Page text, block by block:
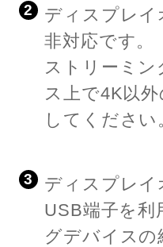
2
ディスプレイ
非対応です。
ストリーミ
ス上で4K以
してください
3
ディスプレイ
USB端子を利
グデバイス